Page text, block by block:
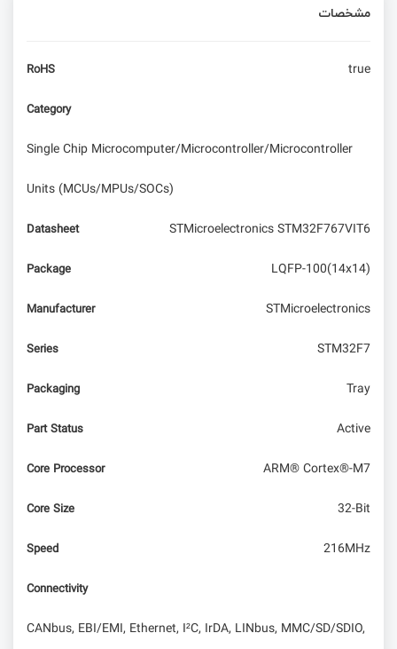
مشخصات
RoHS true
Category
Single Chip Microcomputer/Microcontroller/Microcontroller
Units (MCUs/MPUs/SOCs)
Datasheet STMicroelectronics STM32F767VIT6
Package LQFP-100(14x14)
Manufacturer STMicroelectronics
Series STM32F7
Packaging Tray
Part Status Active
Core Processor ARM® Cortex®-M7
Core Size 32-Bit
Speed 216MHz
Connectivity
CANbus, EBI/EMI, Ethernet, I²C, IrDA, LINbus, MMC/SD/SDIO,